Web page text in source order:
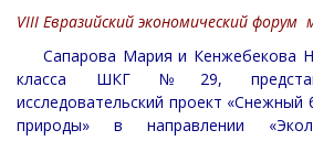
VIII Евразийский экономический
Сапарова Мария и Кенжебекова
класса ШКГ №29,
исследовательский проект «Снежный
природы» в направлении